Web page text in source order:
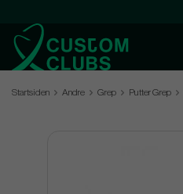
Startsiden Andre Grep Putter Grep